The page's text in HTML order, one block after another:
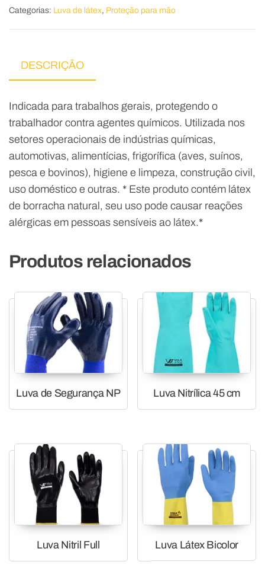
Categorias: Luva de látex, Proteção para mão
DESCRIÇÃO
Indicada para trabalhos gerais, protegendo o
trabalhador contra agentes químicos. Utilizada nos
setores operacionais de indústrias químicas,
automotivas, alimentícias, frigorífica (aves, suínos,
pesca e bovinos), higiene e limpeza, construção civil,
uso doméstico e outras. * Este produto contém látex
de borracha natural, seu uso pode causar reações
alérgicas em pessoas sensíveis ao látex.*
Produtos relacionados
Luva de Segurança NP Luva Nitrílica 45 cm
Luva Nitril Full Luva Látex Bicolor